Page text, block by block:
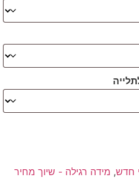
חדש, מידה רגילה - שיוך מחיר